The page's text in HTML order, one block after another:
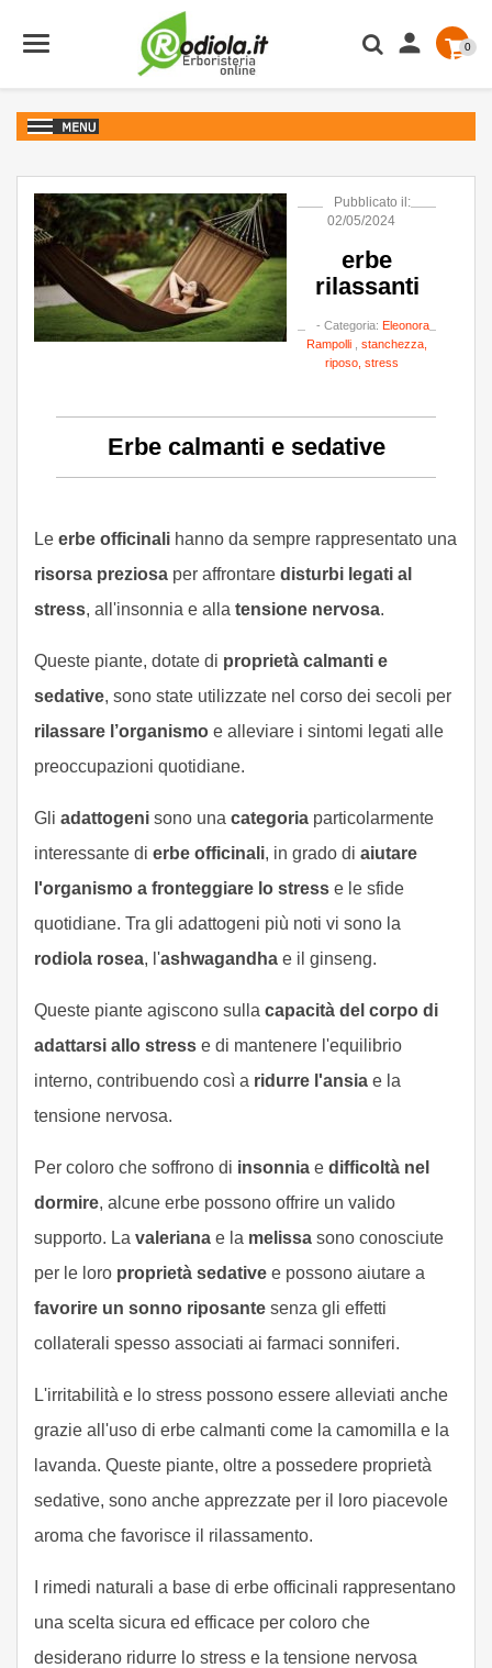
 0
Pubblicato il:
02/05/2024
erbe
rilassanti
- Categoria: Eleonora
Rampolli
stanchezza,
riposo, stress
Erbe calmanti e sedative
Le erbe officinali hanno da sempre rappresentato una
risorsa preziosa per affrontare disturbi legati al
stress, all'insonnia e alla tensione nervosa.
Queste piante, dotate di proprietà calmanti e
sedative, sono state utilizzate nel corso dei secoli per
rilassare l’organismo e alleviare i sintomi legati alle
preoccupazioni quotidiane.
Gli adattogeni sono una categoria particolarmente
interessante di erbe officinali, in grado di aiutare
l'organismo a fronteggiare lo stress e le sfide
quotidiane. Tra gli adattogeni più noti vi sono la
rodiola rosea, l'ashwagandha e il ginseng.
Queste piante agiscono sulla capacità del corpo di
adattarsi allo stress e di mantenere l'equilibrio
interno, contribuendo così a ridurre l'ansia e la
tensione nervosa.
Per coloro che soffrono di insonnia e difficoltà nel
dormire, alcune erbe possono offrire un valido
supporto. La valeriana e la melissa sono conosciute
per le loro proprietà sedative e possono aiutare a
favorire un sonno riposante senza gli effetti
collaterali spesso associati ai farmaci sonniferi.
L'irritabilità e lo stress possono essere alleviati anche
grazie all'uso di erbe calmanti come la camomilla e la
lavanda. Queste piante, oltre a possedere proprietà
sedative, sono anche apprezzate per il loro piacevole
aroma che favorisce il rilassamento.
I rimedi naturali a base di erbe officinali rappresentano
una scelta sicura ed efficace per coloro che
desiderano ridurre lo stress e la tensione nervosa